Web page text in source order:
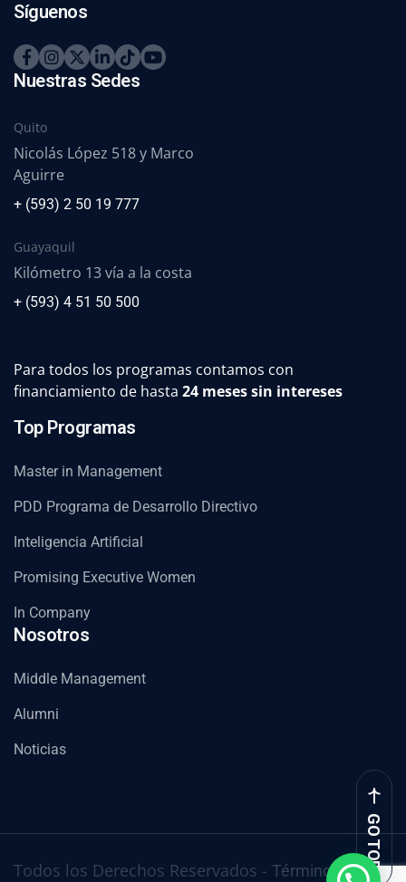
Síguenos
Nuestras Sedes
Quito
Nicolás López 518 y Marco
Aguirre
+ (593) 2 50 19 777
Guayaquil
Kilómetro 13 vía a la costa
+ (593) 4 51 50 500
Para todos los programas contamos con
financiamiento de hasta 24 meses sin intereses
Top Programas
Master in Management
PDD Programa de Desarrollo Directivo
Inteligencia Artificial
Promising Executive Women
In Company
Nosotros
Middle Management
Alumni
Noticias
Todos los Derechos Reservados - Términos y
GO TOP